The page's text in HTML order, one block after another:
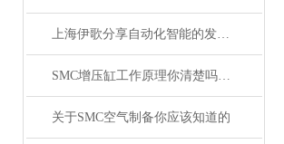
上海伊歌分享自动化智能的发展这将成为现实
SMC增压缸工作原理你清楚吗？SMC气缸工作原理
关于SMC空气制备你应该知道的